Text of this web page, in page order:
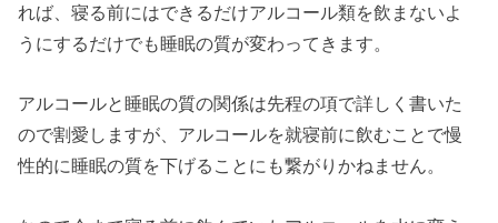
れば、寝る前にはできるだけアルコール類を飲まないよ
うにするだけでも睡眠の質が変わってきます。
アルコールと睡眠の質の関係は先程の項で詳しく書いた
ので割愛しますが、アルコールを就寝前に飲むことで慢
性的に睡眠の質を下げることにも繋がりかねません。